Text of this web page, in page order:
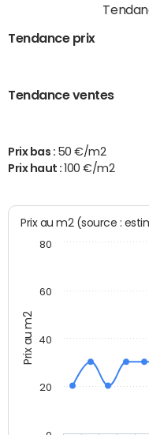
Tendance prix
Tendance ventes
Prix bas : 50 €/m2
Prix haut : 100 €/m2
Prix au m2
Prix au m2 (source :
20
40
60
80